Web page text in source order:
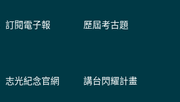
訂閱電子報
歷屆考古題
志光紀念官網
講台閃耀計畫